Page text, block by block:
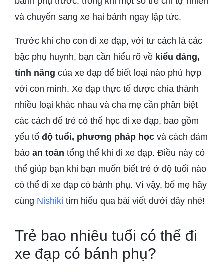
và chuyển sang xe hai bánh ngay lập tức.
Trước khi cho con đi xe đạp, với tư cách là các
bậc phụ huynh, bạn cần hiểu rõ về kiểu dáng,
tính năng của xe đạp để biết loại nào phù hợp
với con mình. Xe đạp thực tế được chia thành
nhiều loại khác nhau và cha mẹ cần phân biệt
các cách để trẻ có thể học đi xe đạp, bao gồm
yếu tố độ tuổi, phương pháp học và cách đảm
bảo an toàn tổng thể khi đi xe đạp. Điều này có
thể giúp bạn khi bạn muốn biết trẻ ở độ tuổi nào
có thể đi xe đạp có bánh phụ. Vì vậy, bố mẹ hãy
cùng Nishiki tìm hiểu qua bài viết dưới đây nhé!
Trẻ bao nhiêu tuổi có thể đi
xe đạp có bánh phụ?